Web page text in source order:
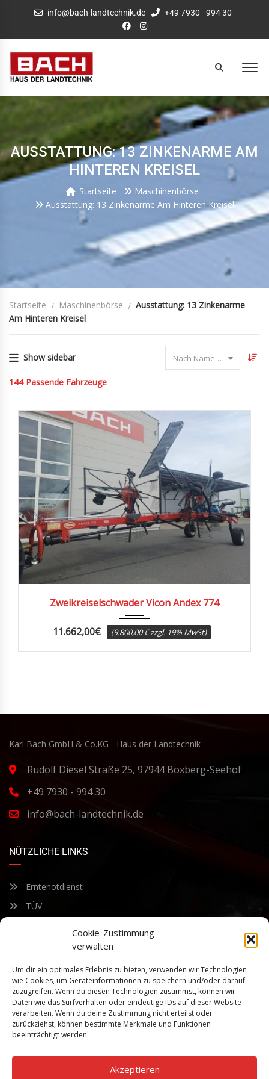
Cookie-Zustimmung
verwalten
Um dir ein optimales Erlebnis zu bieten, verwenden wir Technologien
wie Cookies, um Geräteinformationen zu speichern und/oder darauf
zuzugreifen. Wenn du diesen Technologien zustimmst, können wir
Daten wie das Surfverhalten oder eindeutige IDs auf dieser Website
verarbeiten. Wenn du deine Zustimmung nicht erteilst oder
zurückziehst, können bestimmte Merkmale und Funktionen
beeinträchtigt werden.
Akzeptieren
info@bach-landtechnik.de +49 7930 - 994 30
AUSSTATTUNG: 13 ZINKENARME AM
HINTEREN KREISEL
Startseite
Maschinenbörse
Ausstattung: 13 Zinkenarme Am Hinteren Kreisel
Startseite Maschinenbörse
Ausstattung: 13 Zinkenarme
Am Hinteren Kreisel
Show sidebar Nach Name sortieren
144 Passende Fahrzeuge
Zweikreiselschwader Vicon Andex 774
11.662,00€ (9.800,00 € zzgl. 19% MwSt)
Karl Bach GmbH & Co.KG - Haus der Landtechnik
Rudolf Diesel Straße 25, 97944 Boxberg-Seehof
+49 7930 - 994 30
info@bach-landtechnik.de
NÜTZLICHE LINKS
Erntenotdienst
TÜV
Bleiben Sie auf dem Laufenden über unsere sich ständig
weiterentwickelnden Produkteigenschaften und Technologien.
Geben Sie Ihre E-Mail-Adresse ein und abonnieren Sie unseren
Newsletter.